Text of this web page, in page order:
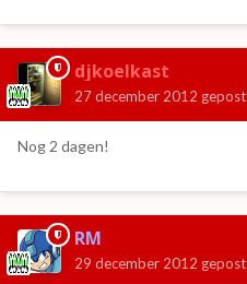
djkoelkast
27 december 2012 gepost
Nog 2 dagen!
RM
29 december 2012 gepost